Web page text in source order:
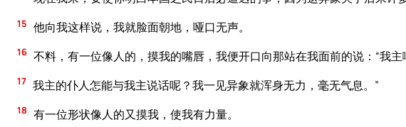
15 他向我这样说，我就脸面朝地，哑口无声。
16 不料，有一位像人的，摸我的嘴唇，我便开口向那站在我面前的说：“我主
17 我主的仆人怎能与我主说话呢？我一见异象就浑身无力，毫无气息。”
18 有一位形状像人的又摸我，使我有力量。